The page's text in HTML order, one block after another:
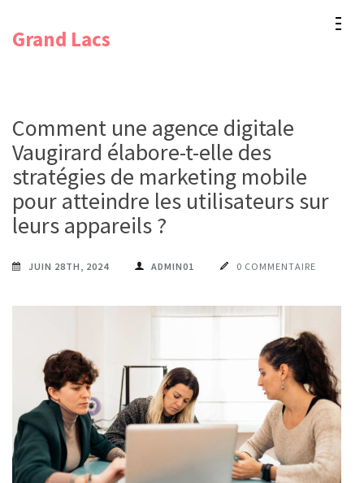
Grand Lacs
Comment une agence digitale
Vaugirard élabore-t-elle des
stratégies de marketing mobile
pour atteindre les utilisateurs sur
leurs appareils ?
JUIN 28TH, 2024 ADMIN01 0 COMMENTAIRE